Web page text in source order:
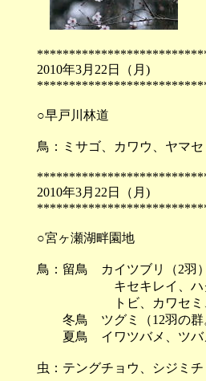
2010年3月
○早戸川林道
鳥：ミサゴ、カワウ、ヤマ
2010年3月
○宮ヶ瀬湖畔園地
鳥：留鳥 カイツブリ（2羽
キセキレイ、ハクセキ
トビ、カワセ
冬鳥 ツグミ（12羽の群。
夏鳥 イワツバメ、ツバ
虫：テングチョウ、シジミ